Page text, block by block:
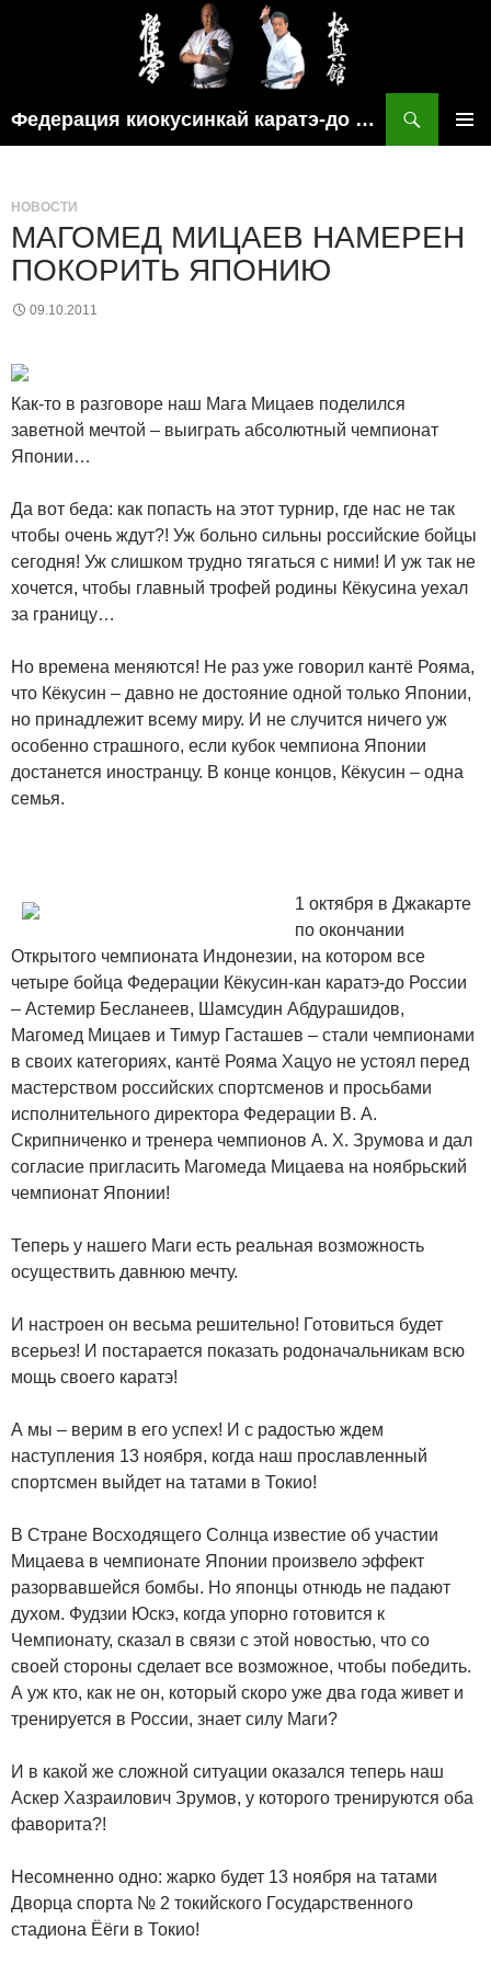
Федерация киокусинкай каратэ-до рязанской области
НОВОСТИ
МАГОМЕД МИЦАЕВ НАМЕРЕН
ПОКОРИТЬ ЯПОНИЮ
09.10.2011
Как-то в разговоре наш Мага Мицаев поделился
заветной мечтой – выиграть абсолютный чемпионат
Японии…
Да вот беда: как попасть на этот турнир, где нас не так
чтобы очень ждут?! Уж больно сильны российские бойцы
сегодня! Уж слишком трудно тягаться с ними! И уж так не
хочется, чтобы главный трофей родины Кёкусина уехал
за границу…
Но времена меняются! Не раз уже говорил кантё Рояма,
что Кёкусин – давно не достояние одной только Японии,
но принадлежит всему миру. И не случится ничего уж
особенно страшного, если кубок чемпиона Японии
достанется иностранцу. В конце концов, Кёкусин – одна
семья.
1 октября в Джакарте
по окончании
Открытого чемпионата Индонезии, на котором все
четыре бойца Федерации Кёкусин-кан каратэ-до России
– Астемир Бесланеев, Шамсудин Абдурашидов,
Магомед Мицаев и Тимур Гасташев – стали чемпионами
в своих категориях, кантё Рояма Хацуо не устоял перед
мастерством российских спортсменов и просьбами
исполнительного директора Федерации В. А.
Скрипниченко и тренера чемпионов А. Х. Зрумова и дал
согласие пригласить Магомеда Мицаева на ноябрьский
чемпионат Японии!
Теперь у нашего Маги есть реальная возможность
осуществить давнюю мечту.
И настроен он весьма решительно! Готовиться будет
всерьез! И постарается показать родоначальникам всю
мощь своего каратэ!
А мы – верим в его успех! И с радостью ждем
наступления 13 ноября, когда наш прославленный
спортсмен выйдет на татами в Токио!
В Стране Восходящего Солнца известие об участии
Мицаева в чемпионате Японии произвело эффект
разорвавшейся бомбы. Но японцы отнюдь не падают
духом. Фудзии Юскэ, когда упорно готовится к
Чемпионату, сказал в связи с этой новостью, что со
своей стороны сделает все возможное, чтобы победить.
А уж кто, как не он, который скоро уже два года живет и
тренируется в России, знает силу Маги?
И в какой же сложной ситуации оказался теперь наш
Аскер Хазраилович Зрумов, у которого тренируются оба
фаворита?!
Несомненно одно: жарко будет 13 ноября на татами
Дворца спорта № 2 токийского Государственного
стадиона Ёёги в Токио!